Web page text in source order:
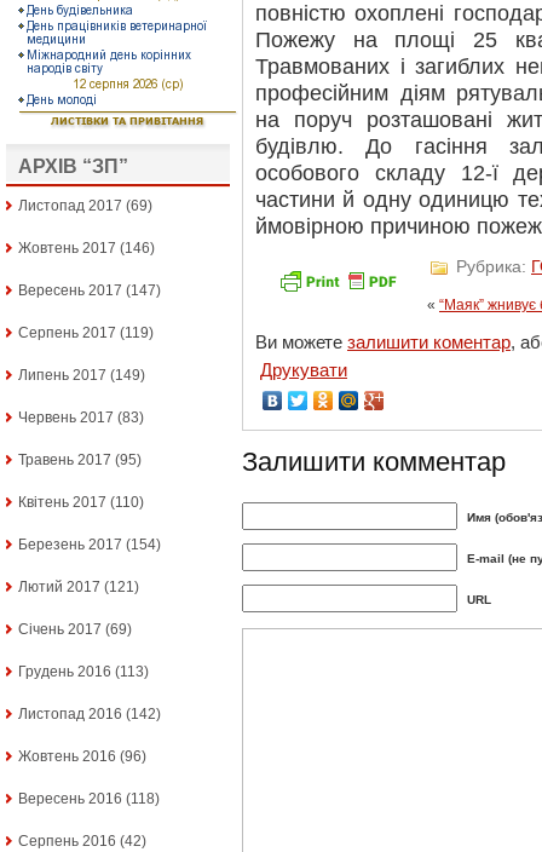
АРХІВ “ЗП”
Листопад 2017 (69)
Жовтень 2017 (146)
Вересень 2017 (147)
Серпень 2017 (119)
Липень 2017 (149)
Червень 2017 (83)
Травень 2017 (95)
Квітень 2017 (110)
Березень 2017 (154)
Лютий 2017 (121)
Січень 2017 (69)
Грудень 2016 (113)
Листопад 2016 (142)
Жовтень 2016 (96)
Вересень 2016 (118)
Серпень 2016 (42)
повністю охоплені
Пожежу на площі 25
Травмованих і загиблих
професійним діям
на поруч розташовані
будівлю. До гасіння
особового складу 12-ї
частини й одну одиницю
ймовірною причиною
Рубрика:
« “Маяк”
Ви можете залишити коментар,
Друкувати
Залишити комментар
Имя
E-mail (не
URL